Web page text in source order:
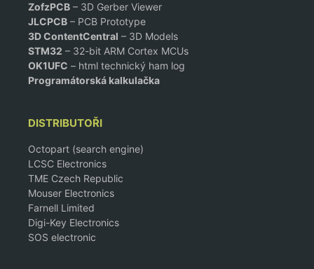
ZofzPCB – 3D Gerber Viewer
JLCPCB – PCB Prototype
3D ContentCentral – 3D Models
STM32 – 32-bit ARM Cortex MCUs
OK1UFC – html technický ham log
Programátorská kalkulačka
DISTRIBUTOŘI
Octopart (search engine)
LCSC Electronics
TME Czech Republic
Mouser Electronics
Farnell Limited
Digi-Key Electronics
SOS electronic